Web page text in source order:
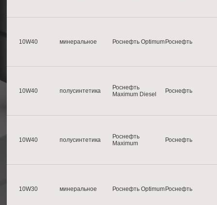
10W40 минеральное Роснефть Optimum Роснефть
10W40 полусинтетика
Роснефть
Maximum Diesel
Роснефть
10W40 полусинтетика
Роснефть
Maximum
Роснефть
10W30 минеральное Роснефть Optimum Роснефть